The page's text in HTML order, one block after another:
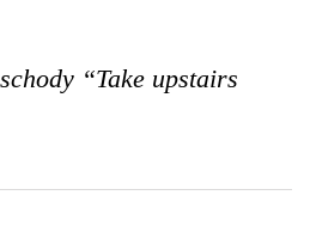
“Take upstairs